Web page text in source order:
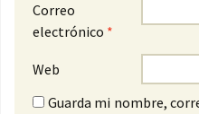
Correo
electrónico *
Web
Guarda mi nombre,